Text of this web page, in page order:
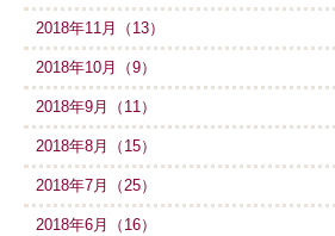
2018年11月（13）
2018年10月（9）
2018年9月（11）
2018年8月（15）
2018年7月（25）
2018年6月（16）